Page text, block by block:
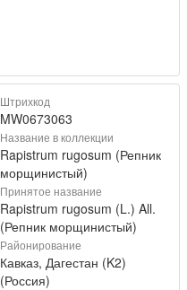
Штрихкод
MW0673063
Название в коллекции
Rapistrum rugosum (Репник
морщинистый)
Принятое название
Rapistrum rugosum (L.) All.
(Репник морщинистый)
Районирование
Кавказ, Дагестан (K2)
(Россия)